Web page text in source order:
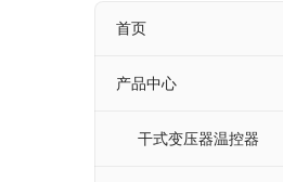
首页
产品中心
干式变压器温控器